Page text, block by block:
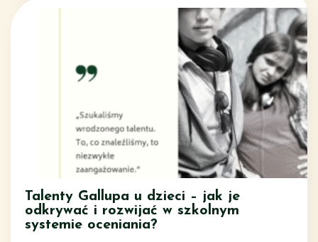
Talenty Gallupa u dzieci – jak je
odkrywać i rozwijać w szkolnym
systemie oceniania?